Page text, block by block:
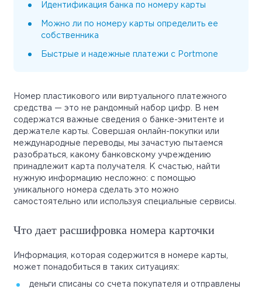
Идентификация банка по номеру карты
Можно ли по номеру карты определить ее
собственника
Быстрые и надежные платежи с Portmone
Номер пластикового или виртуального платежного
средства — это не рандомный набор цифр. В нем
содержатся важные сведения о банке-эмитенте и
держателе карты. Совершая онлайн-покупки или
международные переводы, мы зачастую пытаемся
разобраться, какому банковскому учреждению
принадлежит карта получателя. К счастью, найти
нужную информацию несложно: с помощью
уникального номера сделать это можно
самостоятельно или используя специальные сервисы.
Что дает расшифровка номера карточки
Информация, которая содержится в номере карты,
может понадобиться в таких ситуациях:
деньги списаны со счета покупателя и отправлены